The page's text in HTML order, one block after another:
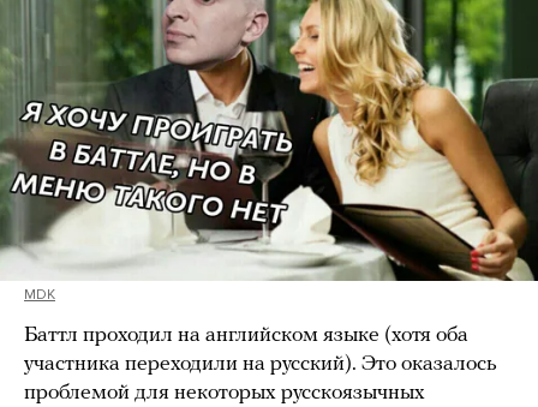
MDK
Баттл проходил на английском языке (хотя оба
участника переходили на русский). Это оказалось
проблемой для некоторых русскоязычных